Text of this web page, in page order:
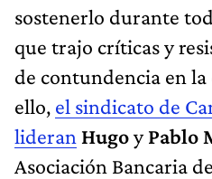
sostenerlo durante
que trajo críticas y
de contundencia en
ello, el sindicato de
lideran HugoyPablo
Asociación Bancaria de